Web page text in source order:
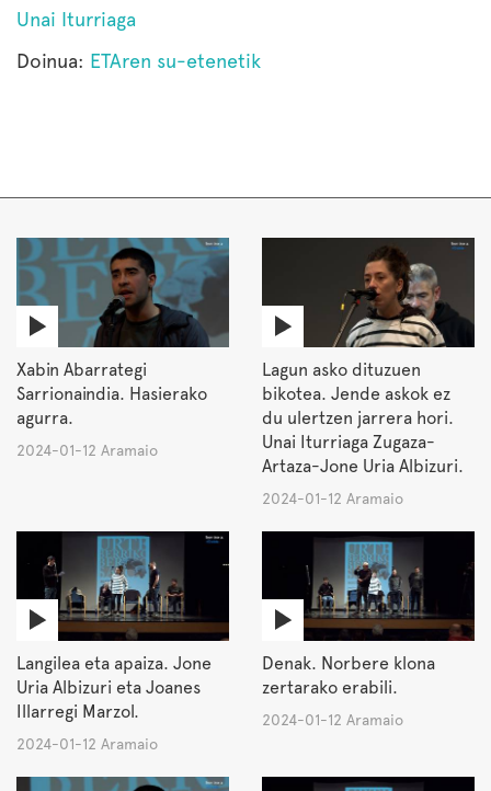
Unai Iturriaga
Doinua: ETAren su-etenetik
Xabin Abarrategi
Sarrionaindia. Hasierako
agurra.
2024-01-12 Aramaio
Lagun asko dituzuen
bikotea. Jende askok ez
du ulertzen jarrera hori.
Unai Iturriaga Zugaza-
Artaza-Jone Uria Albizuri.
2024-01-12 Aramaio
Langilea eta apaiza. Jone
Uria Albizuri eta Joanes
Illarregi Marzol.
2024-01-12 Aramaio
Denak. Norbere klona
zertarako erabili.
2024-01-12 Aramaio